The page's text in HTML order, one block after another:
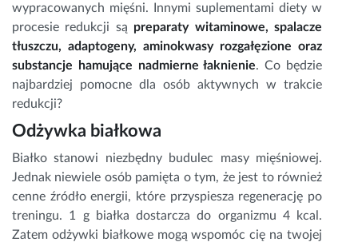
wypracowanych mięśni. Innymi suplementami diety w
procesie redukcji są preparaty witaminowe, spalacze
tłuszczu, adaptogeny, aminokwasy rozgałęzione oraz
substancje hamujące nadmierne łaknienie. Co będzie
najbardziej pomocne dla osób aktywnych w trakcie
redukcji?
Odżywka białkowa
Białko stanowi niezbędny budulec masy mięśniowej.
Jednak niewiele osób pamięta o tym, że jest to również
cenne źródło energii, które przyspiesza regenerację po
treningu. 1 g białka dostarcza do organizmu 4 kcal.
Zatem odżywki białkowe mogą wspomóc cię na twojej